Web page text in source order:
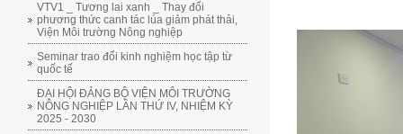
VTV1 _ Tương lai xanh _ Thay đổi
phương thức canh tác lúa giảm phát thải,
Viện Môi trường Nông nghiệp
Seminar trao đổi kinh nghiệm học tập từ
quốc tế
ĐẠI HỘI ĐẢNG BỘ VIỆN MÔI TRƯỜNG
NÔNG NGHIỆP LẦN THỨ IV, NHIỆM KỲ
2025 - 2030